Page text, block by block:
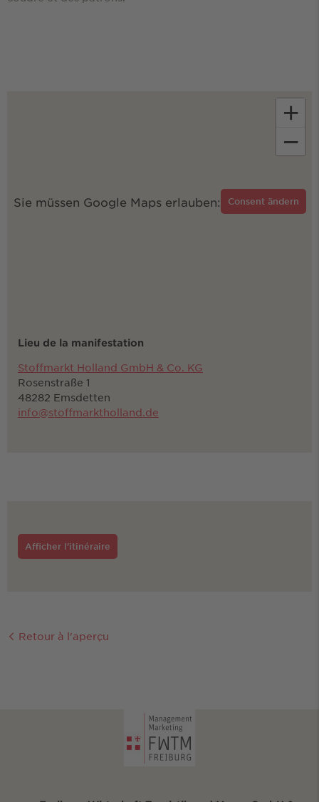
Sie müssen Google Maps erlauben: Consent ändern
+
−
Lieu de la manifestation
Stoffmarkt Holland GmbH & Co. KG
Rosenstraße 1
48282 Emsdetten
info@stoffmarktholland.de
Afficher l'itinéraire
Retour à l'aperçu